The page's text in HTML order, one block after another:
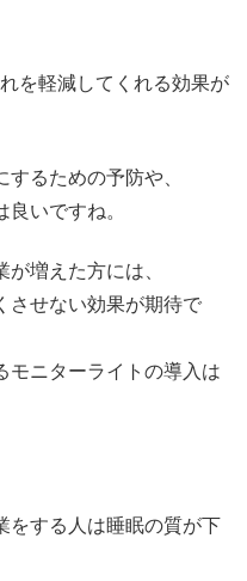
を軽減してくれる効果が
るための予防や、
いですね。
増えた方には、
させない効果が期待で
モニターライトの導入は
をする人は睡眠の質が下